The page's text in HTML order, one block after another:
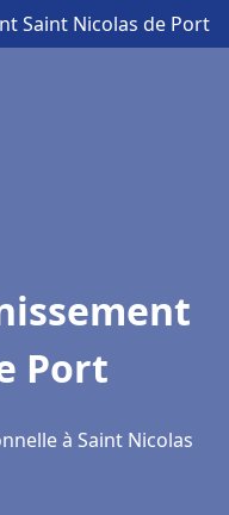
Saint Nicolas de Port
Port
à Saint Nicolas